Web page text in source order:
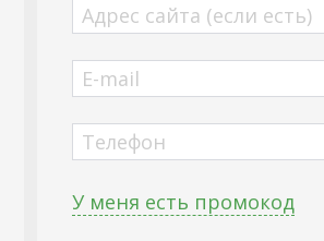
Адрес сайта (если есть)
E-mail
Телефон
У меня есть промокод